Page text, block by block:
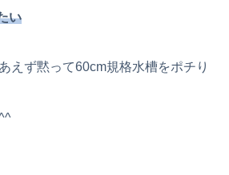
い
えず黙って60cm規格水槽をポチり